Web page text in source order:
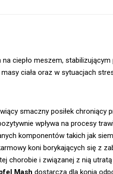
ciepło meszem,
ciała oraz w sytuacjach
smaczny posiłek chroniący
wpływa na procesy
komponentów takich jak
koni borykających się z
chorobie i związanej z nią
Mash dostarcza dla konia